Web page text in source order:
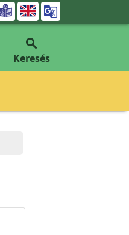


Keresés